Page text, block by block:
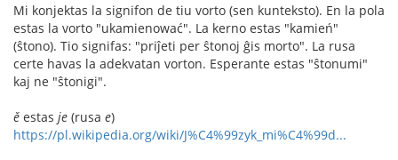
Mi konjektas la signifon de tiu vorto (sen kunteksto). En la pola
estas la vorto "ukamienować". La kerno estas "kamień"
(ŝtono). Tio signifas: "priĵeti per ŝtonoj ĝis morto". La rusa
certe havas la adekvatan vorton. Esperante estas "ŝtonumi"
kaj ne "ŝtonigi".
ě estas je (rusa e)
https://pl.wikipedia.org/wiki/J%C4%99zyk_mi%C4%99d...